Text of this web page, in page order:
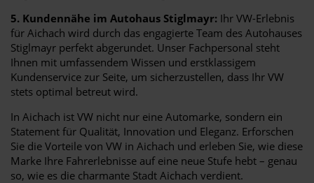
5. Kundennähe im Autohaus Stiglmayr: Ihr VW-Erlebnis
für Aichach wird durch das engagierte Team des Autohauses
Stiglmayr perfekt abgerundet. Unser Fachpersonal steht
Ihnen mit umfassendem Wissen und erstklassigem
Kundenservice zur Seite, um sicherzustellen, dass Ihr VW
stets optimal betreut wird.
In Aichach ist VW nicht nur eine Automarke, sondern ein
Statement für Qualität, Innovation und Eleganz. Erforschen
Sie die Vorteile von VW in Aichach und erleben Sie, wie diese
Marke Ihre Fahrerlebnisse auf eine neue Stufe hebt – genau
so, wie es die charmante Stadt Aichach verdient.